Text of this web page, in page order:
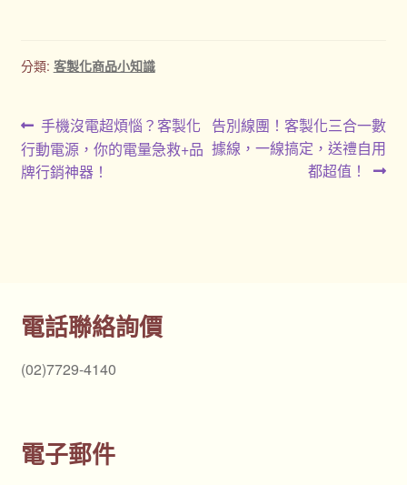
分類: 客製化商品小知識
文
章
上
一
篇
手機沒電超煩惱？客製化
行動電源，你的電量急救+品
牌行銷神器！
下
一
告別線團！客製化三合一數
據線，一線搞定，送禮自用
都超值！
電話聯絡詢價
(02)7729-4140
電子郵件